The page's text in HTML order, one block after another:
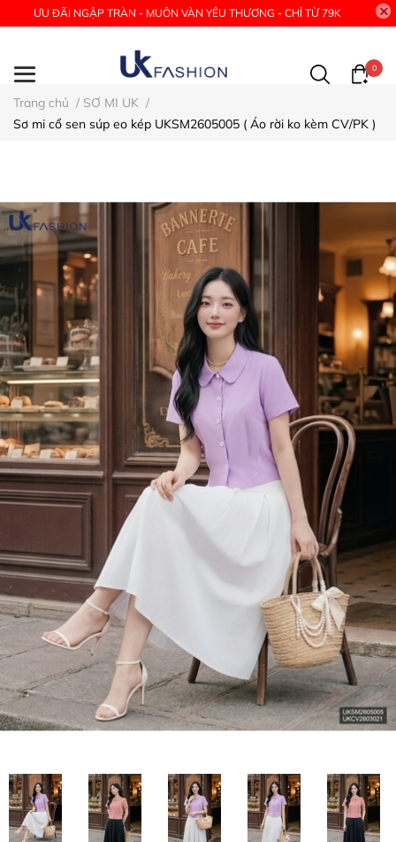
ƯU ĐÃI NGẬP TRÀN - MUÔN VÀN YÊU THƯƠNG - CHỈ TỪ 79K
0
Trang chủ / SƠ MI UK /
Sơ mi cổ sen súp eo kép UKSM2605005 ( Áo rời ko kèm CV/PK )